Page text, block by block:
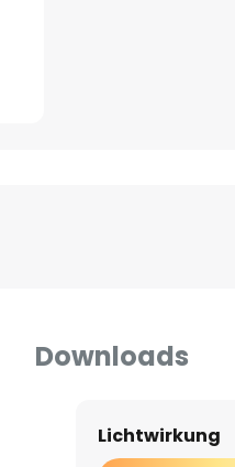
Downloads
Lichtwirkung